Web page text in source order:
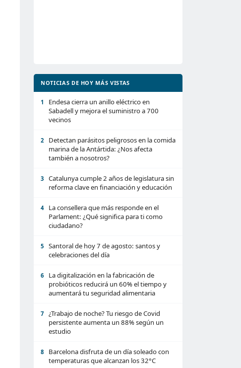
NOTICIAS DE HOY MÁS VISTAS
1
Endesa cierra un anillo eléctrico en
Sabadell y mejora el suministro a 700
vecinos
2
Detectan parásitos peligrosos en la comida
marina de la Antártida: ¿Nos afecta
también a nosotros?
3
Catalunya cumple 2 años de legislatura sin
reforma clave en financiación y educación
4
La consellera que más responde en el
Parlament: ¿Qué significa para ti como
ciudadano?
5
Santoral de hoy 7 de agosto: santos y
celebraciones del día
6
La digitalización en la fabricación de
probióticos reducirá un 60% el tiempo y
aumentará tu seguridad alimentaria
7
¿Trabajo de noche? Tu riesgo de Covid
persistente aumenta un 88% según un
estudio
8
Barcelona disfruta de un día soleado con
temperaturas que alcanzan los 32°C